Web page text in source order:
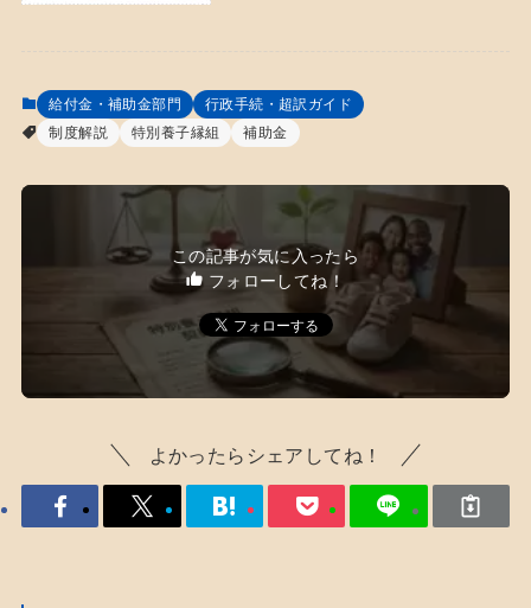
給付金・補助金部門
行政手続・超訳ガイド
制度解説
特別養子縁組 補助金
この記事が気に入ったら
フォローしてね！
よかったらシェアしてね！